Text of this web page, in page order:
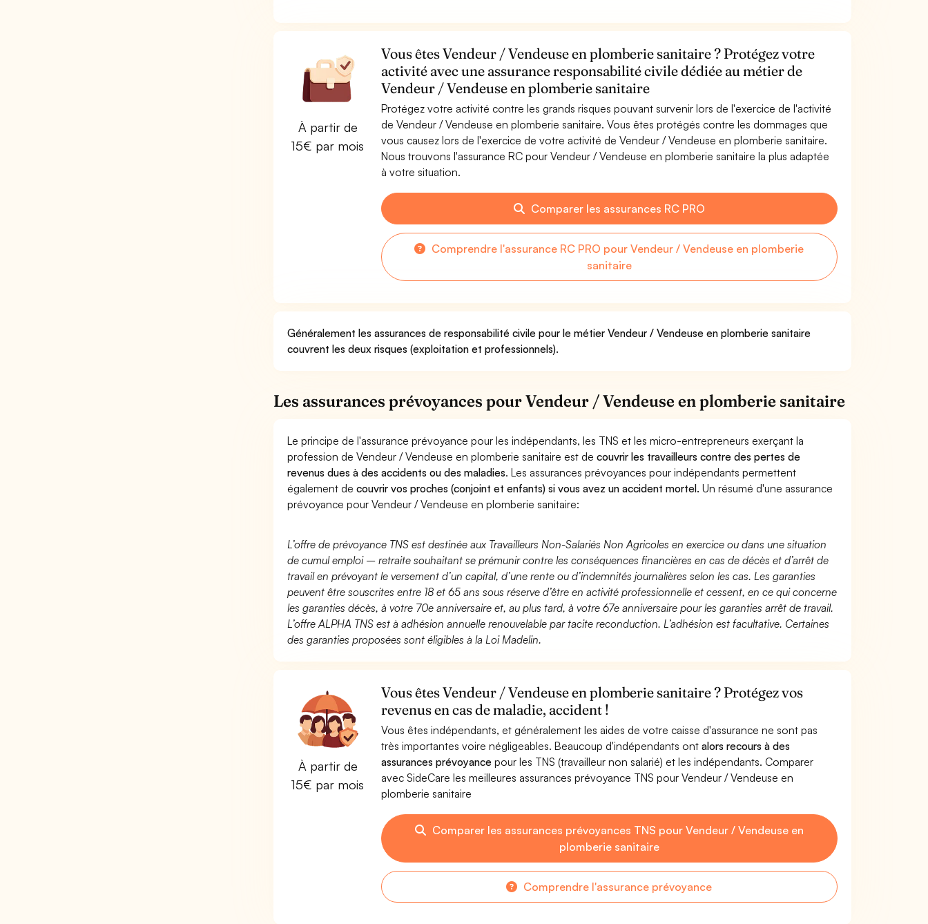
À partir de
15€ par mois
Vous êtes Vendeur / Vendeuse en plomberie sanitaire ? Protégez votre
activité avec une assurance responsabilité civile dédiée au métier de
Vendeur / Vendeuse en plomberie sanitaire
Protégez votre activité contre les grands risques pouvant survenir lors de l'exercice de l'activité
de Vendeur / Vendeuse en plomberie sanitaire. Vous êtes protégés contre les dommages que
vous causez lors de l'exercice de votre activité de Vendeur / Vendeuse en plomberie sanitaire.
Nous trouvons l'assurance RC pour Vendeur / Vendeuse en plomberie sanitaire la plus adaptée
à votre situation.
Comparer les assurances RC PRO
Comprendre l'assurance RC PRO pour Vendeur / Vendeuse en plomberie
sanitaire
Généralement les assurances de responsabilité civile pour le métier Vendeur / Vendeuse en plomberie sanitaire
couvrent les deux risques (exploitation et professionnels).
Les assurances prévoyances pour Vendeur / Vendeuse en plomberie sanitaire
Le principe de l'assurance prévoyance pour les indépendants, les TNS et les micro-entrepreneurs exerçant la
profession de Vendeur / Vendeuse en plomberie sanitaire est decouvrir les travailleurs contre des pertes de
revenus dues à des accidents ou des maladies. Les assurances prévoyances pour indépendants permettent
également decouvrir vos proches (conjoint et enfants) si vous avez un accident mortel. Un résumé d'une assurance
prévoyance pour Vendeur / Vendeuse en plomberie sanitaire:
L’offre de prévoyance TNS est destinée aux Travailleurs Non-Salariés Non Agricoles en exercice ou dans une situation
de cumul emploi – retraite souhaitant se prémunir contre les conséquences financières en cas de décès et d’arrêt de
travail en prévoyant le versement d’un capital, d’une rente ou d’indemnités journalières selon les cas. Les garanties
peuvent être souscrites entre 18 et 65 ans sous réserve d’être en activité professionnelle et cessent, en ce qui concerne
les garanties décès, à votre 70e anniversaire et, au plus tard, à votre 67e anniversaire pour les garanties arrêt de travail.
L’offre ALPHA TNS est à adhésion annuelle renouvelable par tacite reconduction. L’adhésion est facultative. Certaines
des garanties proposées sont éligibles à la Loi Madelin.
À partir de
15€ par mois
Vous êtes Vendeur / Vendeuse en plomberie sanitaire ? Protégez vos
revenus en cas de maladie, accident !
Vous êtes indépendants, et généralement les aides de votre caisse d'assurance ne sont pas
très importantes voire négligeables. Beaucoup d'indépendants ont alors recours à des
assurances prévoyancepour les TNS (travailleur non salarié) et les indépendants. Comparer
avec SideCare les meilleures assurances prévoyance TNS pour Vendeur / Vendeuse en
plomberie sanitaire
Comparer les assurances prévoyances TNS pour Vendeur / Vendeuse en
plomberie sanitaire
Comprendre l'assurance prévoyance